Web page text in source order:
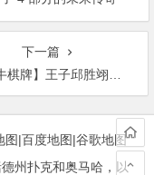
下一篇
王子邱胜翊音乐会为粉丝献唱 透露棒棒堂有望合体
图|百度地图|谷歌地图
州扑克和奥马哈，以